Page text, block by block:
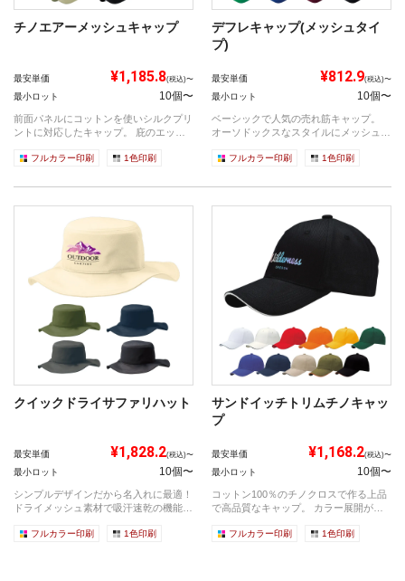
チノエアーメッシュキャップ
最安単価 ¥1,185.8(税込)〜
最小ロット 10個〜
前面パネルにコットンを使いシルクプリ
ントに対応したキャップ。 庇のエッジ
フルカラー印刷 1色印刷
デフレキャップ(メッシュタイ
プ)
最安単価 ¥812.9(税込)〜
最小ロット 10個〜
ベーシックで人気の売れ筋キャップ。
オーソドックスなスタイルにメッシュを
フルカラー印刷 1色印刷
クイックドライサファリハット
最安単価 ¥1,828.2(税込)〜
最小ロット 10個〜
シンプルデザインだから名入れに最適！
ドライメッシュ素材で吸汗速乾の機能性
フルカラー印刷 1色印刷
サンドイッチトリムチノキャッ
プ
最安単価 ¥1,168.2(税込)〜
最小ロット 10個〜
コットン100％のチノクロスで作る上品
で高品質なキャップ。 カラー展開が豊
フルカラー印刷 1色印刷